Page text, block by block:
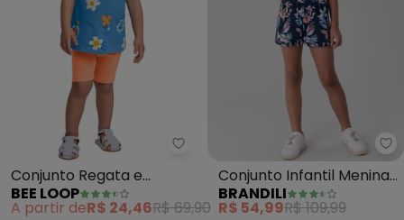
Bee Loop - Conjunto Regata e
Conjunto Regata e
Bermuda Menina (Azul)
BEE LOOP
A partir deR$ 24,46R$ 69,90
Conjunto Infantil Menina
Estampado (Azul)
BRANDILI
R$ 54,99R$ 109,99